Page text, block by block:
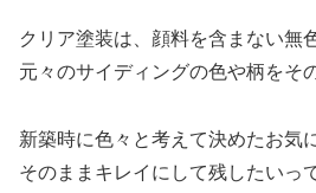
クリア塗装は、顔料を含まない無
元々のサイディングの色や柄をそ
新築時に色々と考えて決めたお気
そのままキレイにして残したいっ